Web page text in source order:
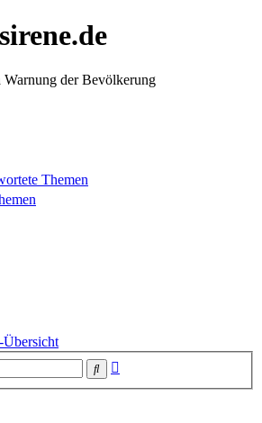
der Bevölkerung
Themen
Übersicht
Suche